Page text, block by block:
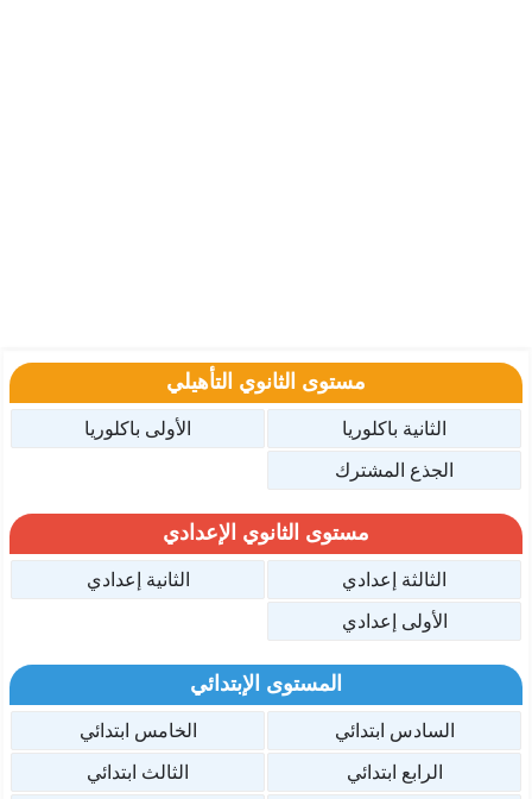
مستوى الثانوي التأهيلي
الثانية باكلوريا
الأولى باكلوريا
الجذع المشترك
مستوى الثانوي الإعدادي
الثالثة إعدادي
الثانية إعدادي
الأولى إعدادي
المستوى الإبتدائي
السادس ابتدائي
الخامس ابتدائي
الرابع ابتدائي
الثالث ابتدائي